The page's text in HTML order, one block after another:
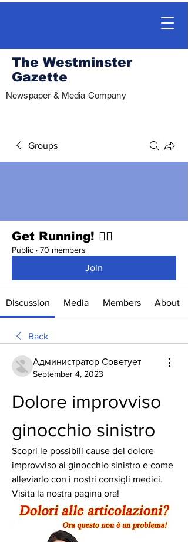
The Westminster
Gazette
Newspaper & Media Company
Groups
Get Running! 🏃‍♀️
Public · 70 members
Join
Discussion Media Members About
Back
Администратор Советует
September 4, 2023
Dolore improvviso
ginocchio sinistro
Scopri le possibili cause del dolore
improvviso al ginocchio sinistro e come
alleviarlo con i nostri consigli medici.
Visita la nostra pagina ora!